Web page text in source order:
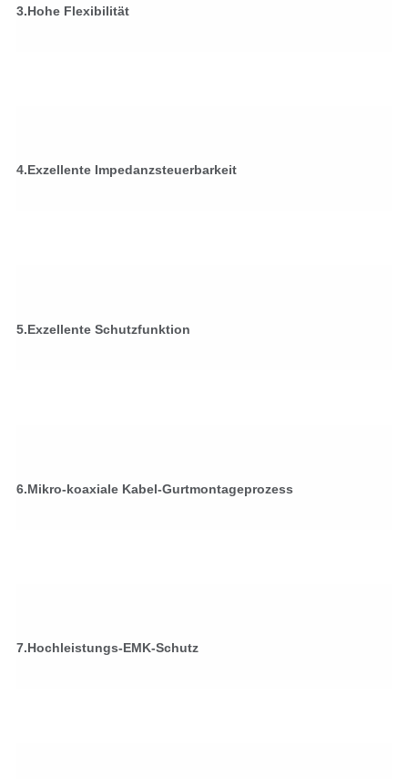
3.Hohe Flexibilität
4.Exzellente Impedanzsteuerbarkeit
5.Exzellente Schutzfunktion
6.Mikro-koaxiale Kabel-Gurtmontageprozess
7.Hochleistungs-EMK-Schutz